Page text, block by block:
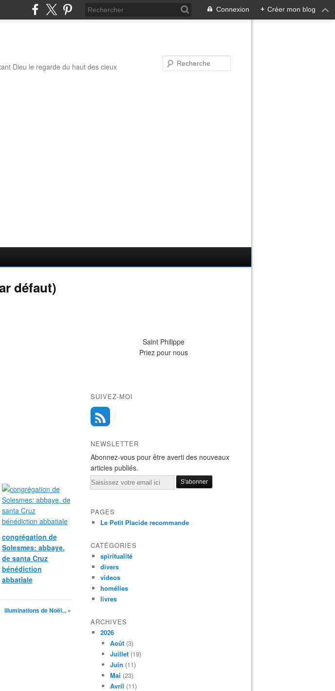
Connexion + Créer mon blog
Dieu le regarde du haut des cieux
défaut)
congrégation de
Solesmes: abbaye.
de santa Cruz
bénédiction
abbatiale
illuminations de Noël... »
Saint Philippe
Priez pour nous
SUIVEZ-MOI
NEWSLETTER
Abonnez-vous pour être averti des nouveaux
articles publiés.
Email
PAGES
Le Petit Placide recommande
CATÉGORIES
spiritualité
divers
videos
homélies
livres
ARCHIVES
2026
Août (3)
Juillet (19)
Juin (11)
Mai (23)
Avril (11)